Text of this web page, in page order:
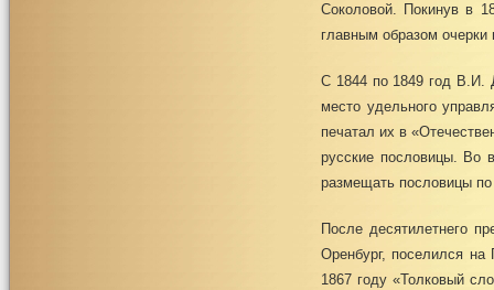
Соколовой. Покинув в
главным образом очерки
С 1844 по 1849 год В.И.
место удельного
печатал их в
русские пословицы. Во
размещать пословицы
После десятилетнего
Оренбург, поселился
1867 году «Толковый